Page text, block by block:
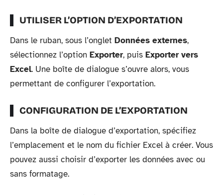
UTILISER L’OPTION D’EXPORTATION
Dans le ruban, sous l’onglet Données externes,
sélectionnez l’option Exporter, puis Exporter vers
Excel. Une boîte de dialogue s’ouvre alors, vous
permettant de configurer l’exportation.
CONFIGURATION DE L’EXPORTATION
Dans la boîte de dialogue d’exportation, spécifiez
l’emplacement et le nom du fichier Excel à créer. Vous
pouvez aussi choisir d’exporter les données avec ou
sans formatage.